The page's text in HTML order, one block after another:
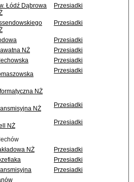
Łódź Dąbrowa
Przesiadki
Przesiadki
Przesiadki
NŻ
Przesiadki
Przesiadki
Przesiadki
NŻ
NŻ Przesiadki
NŻ Przesiadki
NŻ
Przesiadki
Przesiadki
Przesiadki